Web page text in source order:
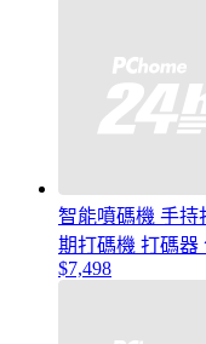
智能噴碼機 手持
期打碼機 打碼器
$7,498